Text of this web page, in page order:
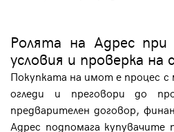
Ролята на Адрес при
условия и проверка
Покупката на имот е процес
огледи и преговори до
предварителен договор,
Адрес подпомага